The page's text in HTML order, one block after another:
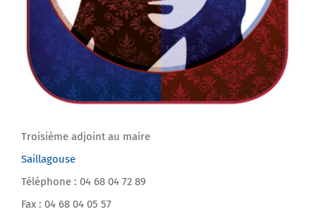
Troisième adjoint au maire
Saillagouse
Téléphone : 04 68 04 72 89
Fax : 04 68 04 05 57